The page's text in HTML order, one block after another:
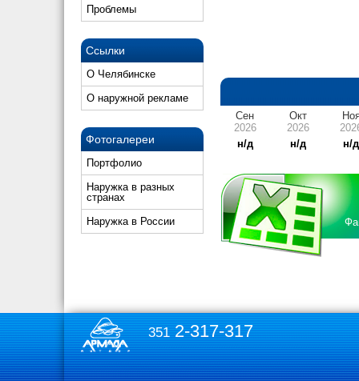
Проблемы
Ссылки
О Челябинске
О наружной рекламе
Фотогалереи
Портфолио
Наружка в разных
странах
Наружка в России
Сен
2026
н/д
Окт
2026
н/д
н/д
3512-317-317